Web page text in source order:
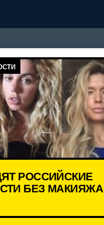
РОССИЙСКИЕ
БЕЗ МАКИЯЖА